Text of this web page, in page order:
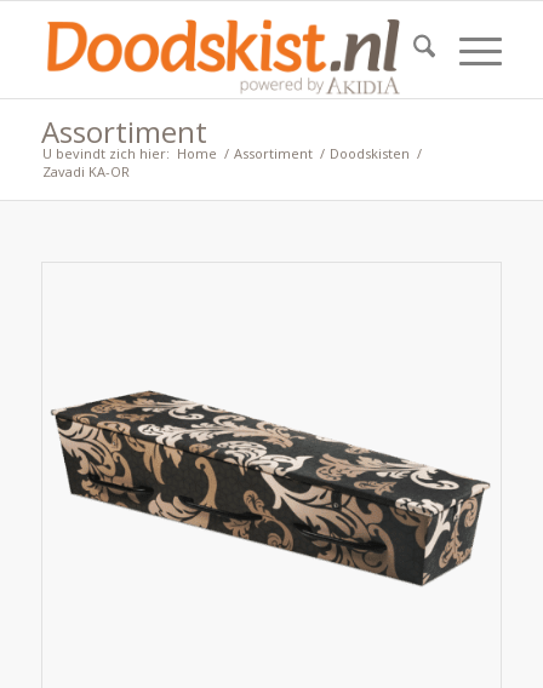
Assortiment
U bevindt zich hier: Home / Assortiment / Doodskisten /
Zavadi KA-OR